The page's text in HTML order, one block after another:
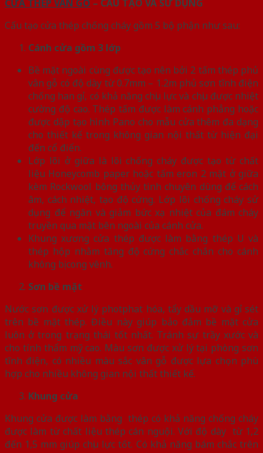
CỬA THÉP VÂN GỖ – CẤU TẠO VÀ SỬ DỤNG
Cấu tạo cửa thép chống cháy gồm 5 bộ phận như sau:
Cánh cửa gồm 3 lớp
Bề mặt ngoài cùng được tạo nên bởi 2 tấm thép phủ
vân gỗ có độ dày từ 0.7mm – 1.2m phủ sơn tĩnh điện
chống han gỉ, có khả năng chịu lực và chịu được nhiệt
cường độ cao. Thép tấm được làm cánh phẳng hoặc
được dập tạo hình Pano cho mẫu cửa thêm đa dạng
cho thiết kế trong không gian nội thất từ hiện đại
đến cổ điển.
Lớp lõi ở giữa là lõi chống cháy được tạo từ chất
liệu Honeycomb paper hoặc tấm eron 2 mặt ở giữa
kèm Rockwool bông thủy tinh chuyên dùng để cách
âm, cách nhiệt, tạo độ cứng. Lớp lõi chống cháy sử
dụng để ngăn và giảm bức xạ nhiệt của đám cháy
truyền qua mặt bên ngoài của cánh cửa.
Khung xương cửa thép được làm bằng thép U và
thép hộp nhằm tăng độ cứng chắc chắn cho cánh
không bị cong vênh.
Sơn bề mặt
Nước sơn được xử lý photphat hóa, tẩy dầu mỡ và gỉ sét
trên bề mặt thép. Điều này giúp bảo đảm bề mặt cửa
luôn ở trong trạng thái tốt nhất. Tránh sự trầy xước và
cho tính thẩm mỹ cao. Màu sơn được xử lý tại phòng sơn
tĩnh điện, có nhiều màu sắc vân gỗ được lựa chọn phù
hợp cho nhiều không gian nội thất thiết kế.
Khung cửa
Khung cửa được làm bằng thép có khả năng chống cháy
được làm từ chất liệu thép cán nguội. Với độ dày từ 1,2
đến 1,5 mm giúp chịu lực tốt. Có khả năng bám chắc trên